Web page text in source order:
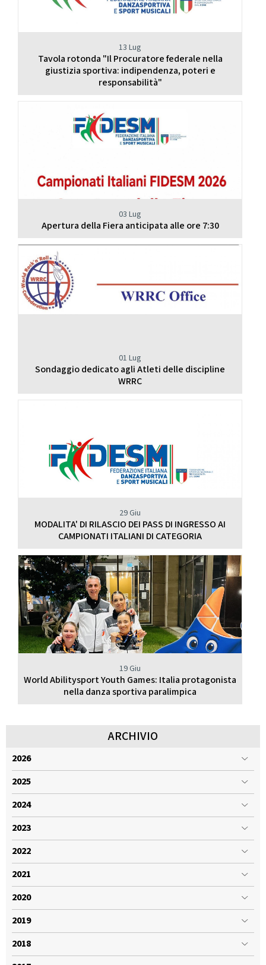
13 Lug
Tavola rotonda "Il Procuratore federale nella
giustizia sportiva: indipendenza, poteri e
responsabilità"
03 Lug
Apertura della Fiera anticipata alle ore 7:30
01 Lug
Sondaggio dedicato agli Atleti delle discipline
WRRC
29 Giu
MODALITA' DI RILASCIO DEI PASS DI INGRESSO AI
CAMPIONATI ITALIANI DI CATEGORIA
19 Giu
World Abilitysport Youth Games: Italia protagonista
nella danza sportiva paralimpica
ARCHIVIO
2026
2025
2024
2023
2022
2021
2020
2019
2018